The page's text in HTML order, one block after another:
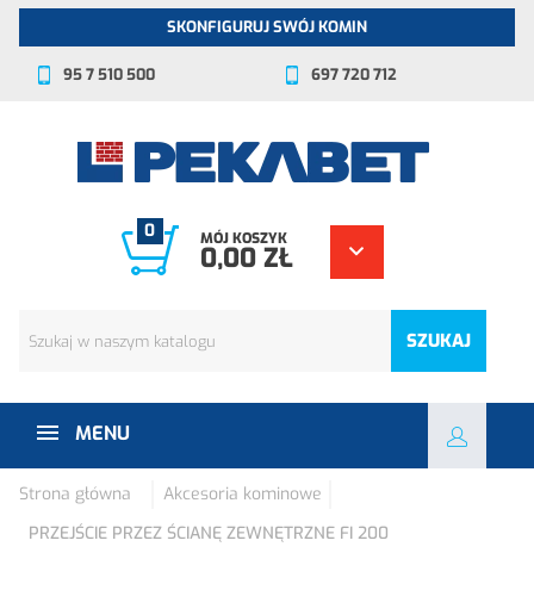
SKONFIGURUJ SWÓJ KOMIN
95 7 510 500 697 720 712
SZUKAJ
0 MÓJ KOSZYK
0,00 ZŁ
MENU
Strona główna
Akcesoria kominowe
PRZEJŚCIE PRZEZ ŚCIANĘ ZEWNĘTRZNE FI 200